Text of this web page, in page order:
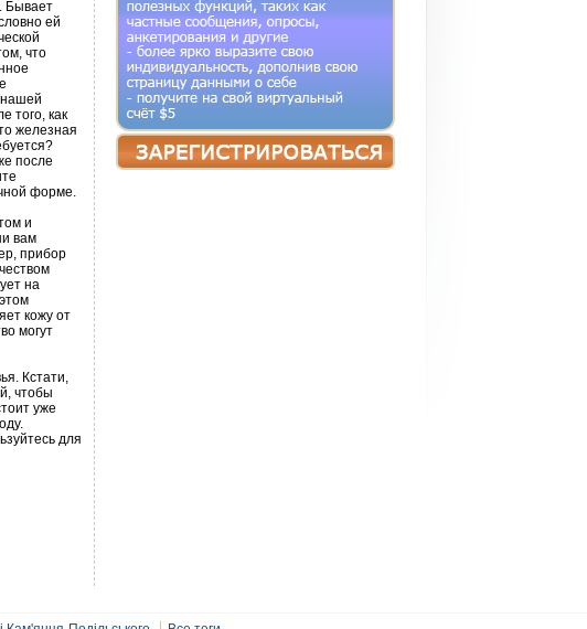
Бывает
ей
что
нашей
того, как
железная
после
форме.
и
вам
прибор
на
кожу от
могут
Кстати,
чтобы
уже
для